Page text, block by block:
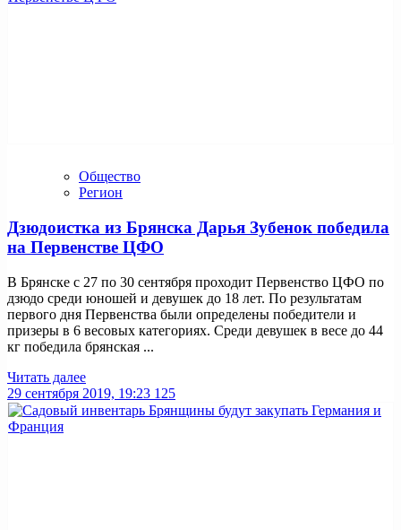
Общество
Регион
Дзюдоистка из Брянска Дарья Зубенок победила
на Первенстве ЦФО
В Брянске с 27 по 30 сентября проходит Первенство ЦФО по
дзюдо среди юношей и девушек до 18 лет. По результатам
первого дня Первенства были определены победители и
призеры в 6 весовых категориях. Среди девушек в весе до 44
кг победила брянская ...
Читать далее
29 сентября 2019, 19:23 125